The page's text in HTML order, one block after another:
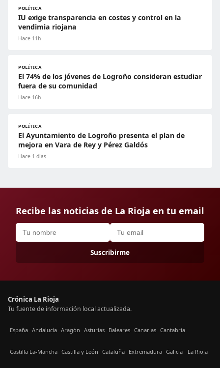
POLÍTICA
IU exige transparencia en costes y control en la
vendimia riojana
Hace 11h
POLÍTICA
El 74% de los jóvenes de Logroño consideran estudiar
fuera de su comunidad
Hace 16h
POLÍTICA
El Ayuntamiento de Logroño presenta el plan de
mejora en Vara de Rey y Pérez Galdós
Hace 1 días
Recibe las noticias de La Rioja en tu email
Suscribirme
Crónica La Rioja
Tu fuente de información local actualizada.
España Andalucía Aragón Asturias Baleares Canarias Cantabria
Castilla La-Mancha Castilla y León Cataluña Extremadura Galicia La Rioja